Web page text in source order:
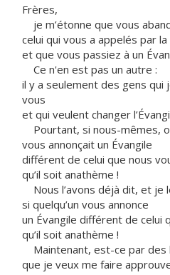
Frères,
je m’étonne que vous
celui qui vous a appelés par
et que vous passiez à un
Ce n'en est pas un autre :
il y a seulement des gens
vous
et qui veulent changer
Pourtant, si nous-mêmes,
vous annonçait un Évangile
différent de celui que nous
qu’il soit anathème !
Nous l’avons déjà dit, et je
si quelqu’un vous annonce
un Évangile différent de celui
qu’il soit anathème !
Maintenant, est-ce par des
que je veux me faire